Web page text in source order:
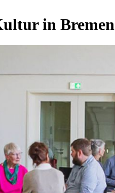
in Bremen